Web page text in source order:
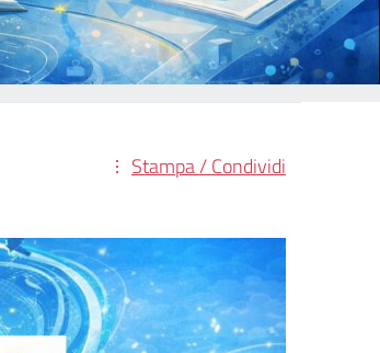
Stampa / Condividi